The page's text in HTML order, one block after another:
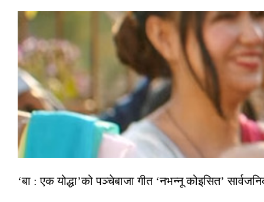
‘बा : एक योद्धा’को पञ्चेबाजा गीत ‘नभन्नू कोइसित’